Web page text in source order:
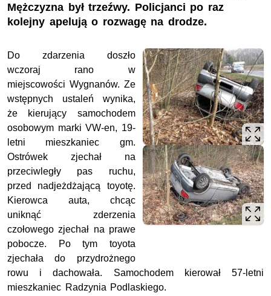
Mężczyzna był trzeźwy. Policjanci po raz
kolejny apelują o rozwagę na drodze.
Do zdarzenia doszło
wczoraj rano w
miejscowości Wygnanów. Ze
wstępnych ustaleń wynika,
że kierujący samochodem
osobowym marki VW-en, 19-
letni mieszkaniec gm.
Ostrówek zjechał na
przeciwległy pas ruchu,
przed nadjeżdżającą toyotę.
Kierowca auta, chcąc
uniknąć zderzenia
czołowego zjechał na prawe
pobocze. Po tym toyota
zjechała do przydrożnego
rowu i dachowała. Samochodem kierował 57-letni
mieszkaniec Radzynia Podlaskiego.